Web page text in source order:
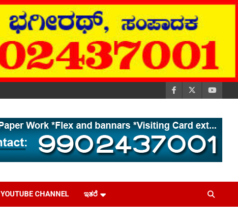
YOUTUBE CHANNEL ಇತರೆ